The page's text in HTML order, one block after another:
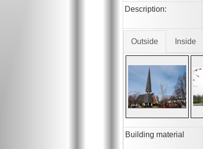
Description:
Outside Inside
Building material